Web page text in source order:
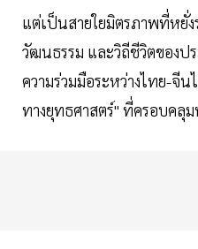
แต่เป็นสายใยมิตรภาพที่หยั่ง
วัฒนธรรม และวิถีชีวิตของป
ความร่วมมือระหว่างไทย-
ทางยุทธศาสตร์" ที่ครอบคลุ